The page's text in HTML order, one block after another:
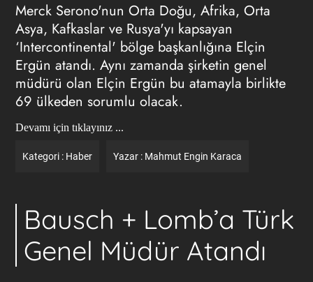
Merck Serono'nun Orta Doğu, Afrika, Orta
Asya, Kafkaslar ve Rusya'yı kapsayan
‘Intercontinental' bölge başkanlığına Elçin
Ergün atandı. Aynı zamanda şirketin genel
müdürü olan Elçin Ergün bu atamayla birlikte
69 ülkeden sorumlu olacak.
Devamı için tıklayınız ...
Kategori : Haber Yazar : Mahmut Engin Karaca
Bausch + Lomb’a Türk
Genel Müdür Atandı